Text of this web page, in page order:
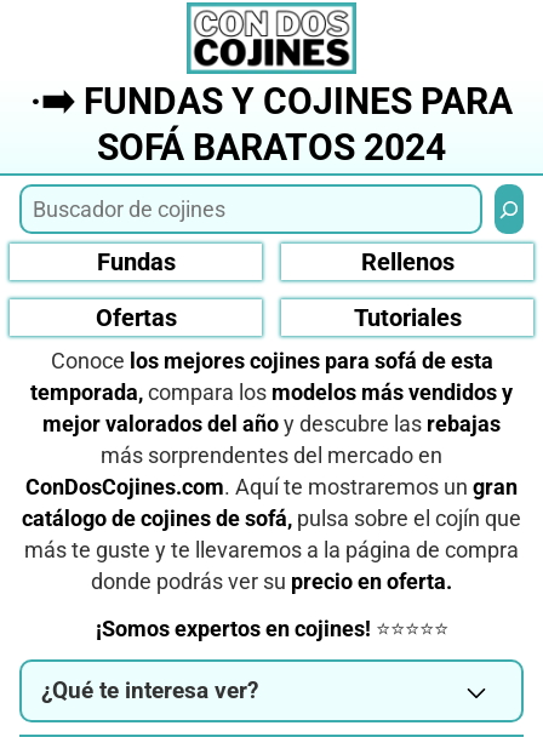
·➡️ FUNDAS Y COJINES PARA
SOFÁ BARATOS 2024
Fundas
Rellenos
Ofertas
Tutoriales
Conoce los mejores cojines para sofá de esta
temporada, compara los modelos más vendidos y
mejor valorados del año y descubre las rebajas
más sorprendentes del mercado en
ConDosCojines.com. Aquí te mostraremos un gran
catálogo de cojines de sofá, pulsa sobre el cojín que
más te guste y te llevaremos a la página de compra
donde podrás ver su precio en oferta.
¡Somos expertos en cojines! ⭐⭐⭐⭐⭐
¿Qué te interesa ver?